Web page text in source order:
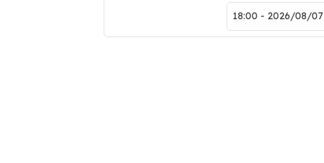
2026/08/07 - 18:00